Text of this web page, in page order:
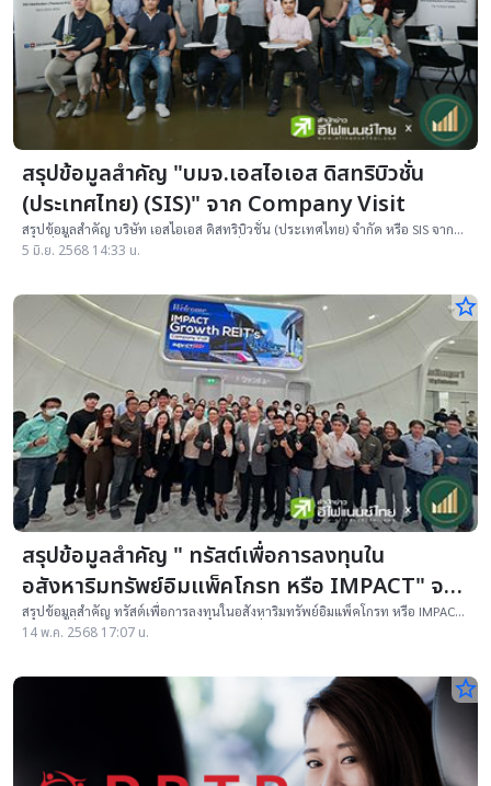
สรุปข้อมูลสำคัญ "บมจ.เอสไอเอส ดิสทริบิวชั่น
(ประเทศไทย) (SIS)" จาก Company Visit
สรุปข้อมูลสำคัญ บริษัท เอสไอเอส ดิสทริบิวชั่น (ประเทศไทย) จำกัด หรือ SIS จาก
การเยี่ยมชมกิจการ(Company Visit) วันที่ 2 มิ.ย.68 โดย สมาคมนักลงทุน
5 มิ.ย. 2568 14:33 น.
star_border
สรุปข้อมูลสำคัญ " ทรัสต์เพื่อการลงทุนใน
อสังหาริมทรัพย์อิมแพ็คโกรท หรือ IMPACT" จาก
Company Visit
สรุปข้อมูลสำคัญ ทรัสต์เพื่อการลงทุนในอสังหาริมทรัพย์อิมแพ็คโกรท หรือ IMPACT
จากการเยี่ยมชมกิจการ(Company Visit) วันที่ 30 เม.ย.68 โดย สมาคมนักลงทุน
14 พ.ค. 2568 17:07 น.
star_border